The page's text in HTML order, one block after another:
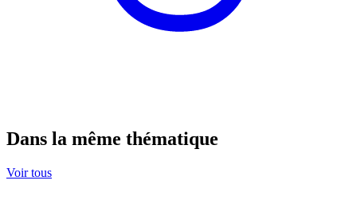
Dans la même thématique
Voir tous